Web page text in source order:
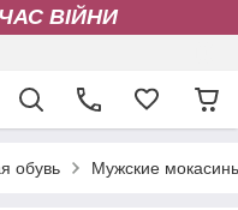
ВІЙНИ
обувь Мужские